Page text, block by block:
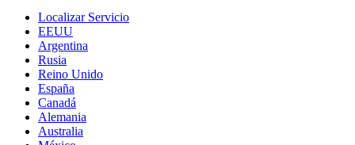
Localizar Servicio
EEUU
Argentina
Rusia
Reino Unido
España
Canadá
Alemania
Australia